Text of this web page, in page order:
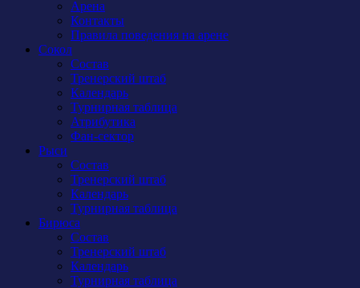
Арена
Контакты
Правила поведения на арене
Сокол
Состав
Тренерский штаб
Календарь
Турнирная таблица
Атрибутика
Фан-сектор
Рыси
Состав
Тренерский штаб
Календарь
Турнирная таблица
Бирюса
Состав
Тренерский штаб
Календарь
Турнирная таблица